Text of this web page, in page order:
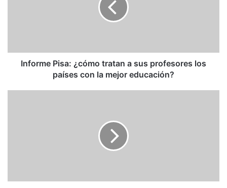
países
Informe Pisa: ¿cómo tratan a sus profesores los
países con la mejor educación?
Poesía